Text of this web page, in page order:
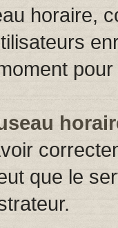
horaire,
que le